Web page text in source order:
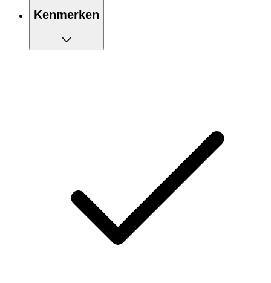
intensieve trainingen en wedstrijden.
De kenmerken van de SAYSKY Flower
Combat Sports Bra op een rijtje:
Speciaal gaar op de rug voor extra ventilatie
Kenmerken